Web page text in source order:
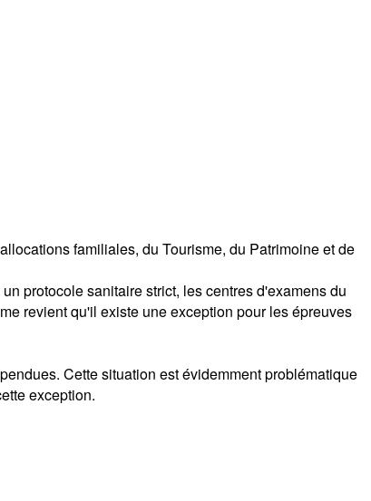
familiales, du Tourisme, du Patrimoine et de
protocole sanitaire strict, les centres d'examens du
revient qu'il existe une exception pour les épreuves
Cette situation est évidemment problématique
exception.